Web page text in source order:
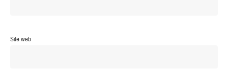
Site web